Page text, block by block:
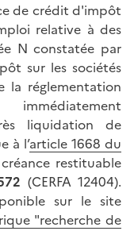
de crédit d'impôt
relative à des
N constatée par
sur les sociétés
la réglementation
liquidation de
à l’article 1668 du
restituable
(CERFA 12404).
sur le site
"recherche de